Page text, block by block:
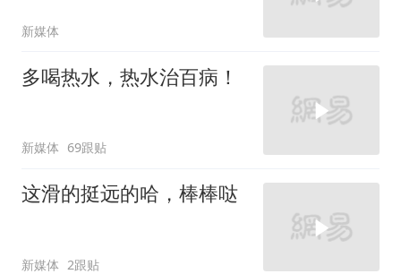
新媒体
多喝热水，热水治百病！
新媒体 69跟贴
这滑的挺远的哈，棒棒哒
新媒体 2跟贴